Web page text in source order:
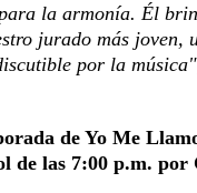
la armonía. Él
jurado más joven,
por la
de Yo Me
de las 7:00 p.m. por